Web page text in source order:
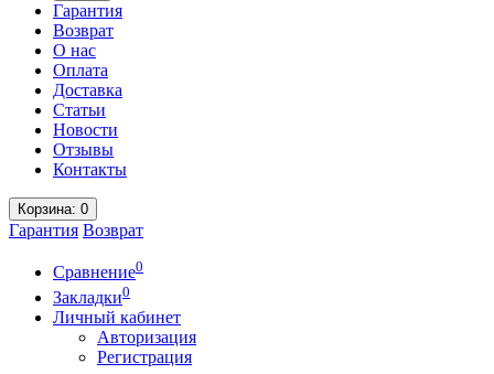
Гарантия
Возврат
О нас
Оплата
Доставка
Статьи
Новости
Отзывы
Контакты
Корзина: 0
Гарантия Возврат
Сравнение0
Закладки0
Личный кабинет
Авторизация
Регистрация